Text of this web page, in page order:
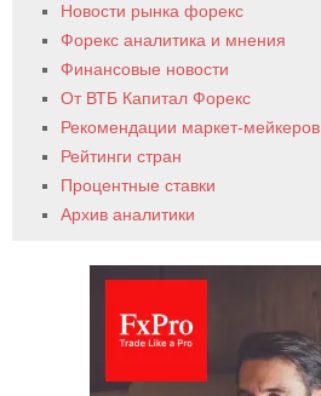
Новости рынка форекс
Форекс аналитика и мнения
Финансовые новости
От ВТБ Капитал Форекс
Рекомендации маркет-мейкеров
Рейтинги стран
Процентные ставки
Архив аналитики